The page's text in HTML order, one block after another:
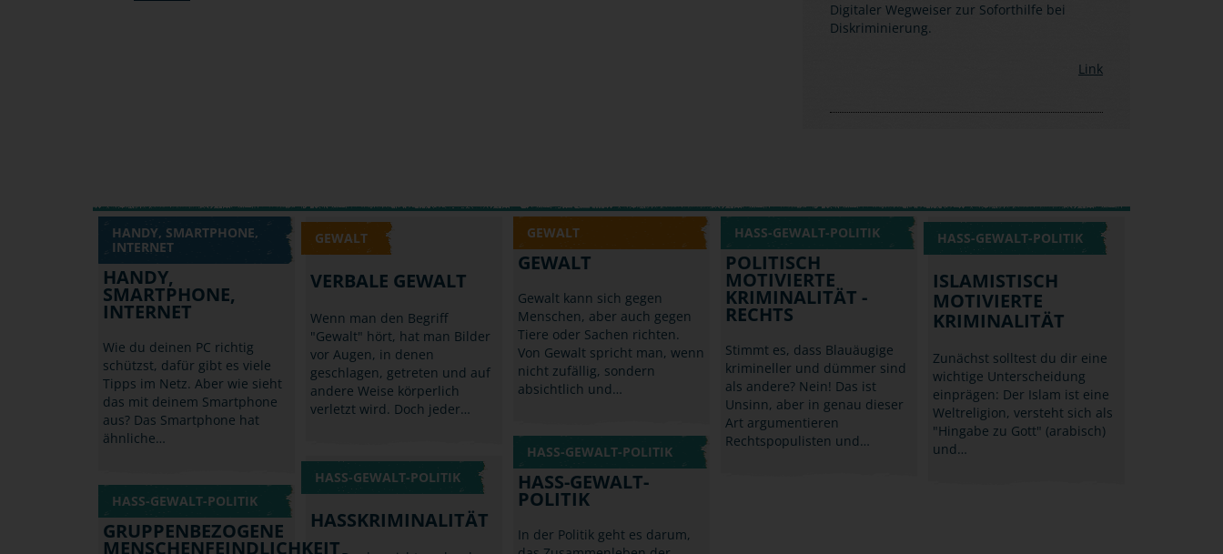
Digitaler Wegweiser zur Soforthilfe bei
Diskriminierung.
Link
HANDY, SMARTPHONE,
INTERNET
HANDY,
SMARTPHONE,
INTERNET
Wie du deinen PC richtig
schützst, dafür gibt es viele
Tipps im Netz. Aber wie sieht
das mit deinem Smartphone
aus? Das Smartphone hat
ähnliche…
GEWALT
VERBALE GEWALT
Wenn man den Begriff
"Gewalt" hört, hat man Bilder
vor Augen, in denen
geschlagen, getreten und auf
andere Weise körperlich
verletzt wird. Doch jeder…
GEWALT
GEWALT
Gewalt kann sich gegen
Menschen, aber auch gegen
Tiere oder Sachen richten.
Von Gewalt spricht man, wenn
nicht zufällig, sondern
absichtlich und…
HASS-GEWALT-POLITIK
POLITISCH
MOTIVIERTE
KRIMINALITÄT -
RECHTS
Stimmt es, dass Blauäugige
krimineller und dümmer sind
als andere? Nein! Das ist
Unsinn, aber in genau dieser
Art argumentieren
Rechtspopulisten und…
HASS-GEWALT-POLITIK
ISLAMISTISCH
MOTIVIERTE
KRIMINALITÄT
Zunächst solltest du dir eine
wichtige Unterscheidung
einprägen: Der Islam ist eine
Weltreligion, versteht sich als
"Hingabe zu Gott" (arabisch)
und…
HASS-GEWALT-POLITIK
HASS-GEWALT-
POLITIK
In der Politik geht es darum,
HASS-GEWALT-POLITIK
HASSKRIMINALITÄT
HASS-GEWALT-POLITIK
GRUPPENBEZOGENE
MENSCHENFEINDLICHKEIT